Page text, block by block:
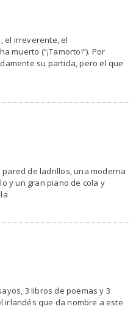
el irreverente, el
muerto (“¡Tamorto!”). Por
su partida, pero el que
pared de ladrillos, una moderna
y un gran piano de cola y
3 libros de poemas y 3
irlandés que da nombre a este